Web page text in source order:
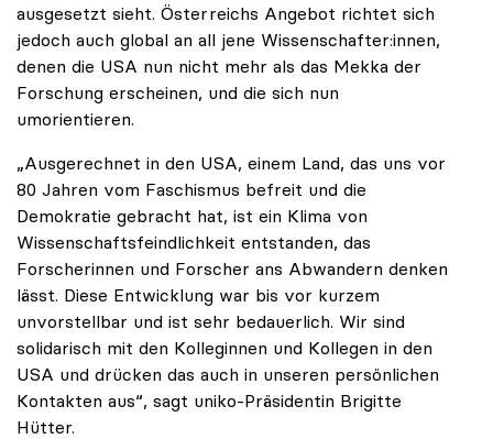
ausgesetzt sieht. Österreichs Angebot richtet sich
jedoch auch global an all jene Wissenschafter:innen,
denen die USA nun nicht mehr als das Mekka der
Forschung erscheinen, und die sich nun
umorientieren.
„Ausgerechnet in den USA, einem Land, das uns vor
80 Jahren vom Faschismus befreit und die
Demokratie gebracht hat, ist ein Klima von
Wissenschaftsfeindlichkeit entstanden, das
Forscherinnen und Forscher ans Abwandern denken
lässt. Diese Entwicklung war bis vor kurzem
unvorstellbar und ist sehr bedauerlich. Wir sind
solidarisch mit den Kolleginnen und Kollegen in den
USA und drücken das auch in unseren persönlichen
Kontakten aus“, sagt uniko-Präsidentin Brigitte
Hütter.